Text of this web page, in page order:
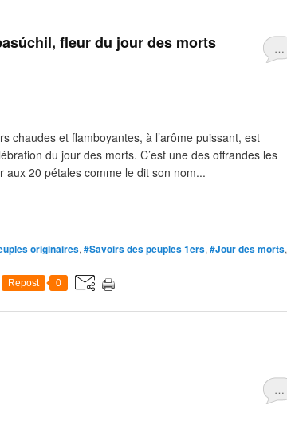
…
fleur du jour des morts
chaudes et flamboyantes, à l’arôme puissant, est
du jour des morts. C’est une des offrandes les
20 pétales comme le dit son nom...
originaires, #Savoirs des peuples 1ers, #Jour des morts,
Repost 0
…